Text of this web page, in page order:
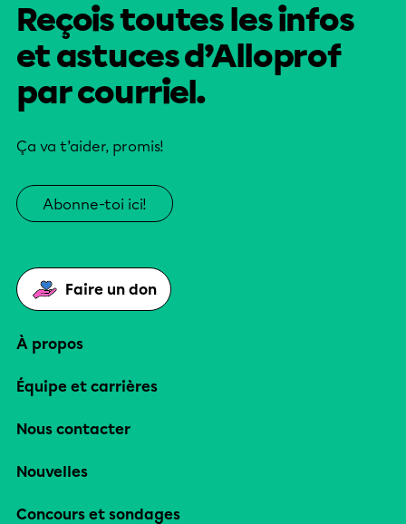
Reçois toutes les infos
et astuces d’Alloprof
par courriel.
Ça va t’aider, promis!
Abonne-toi ici!
Faire un don
À propos
Équipe et carrières
Nous contacter
Nouvelles
Concours et sondages